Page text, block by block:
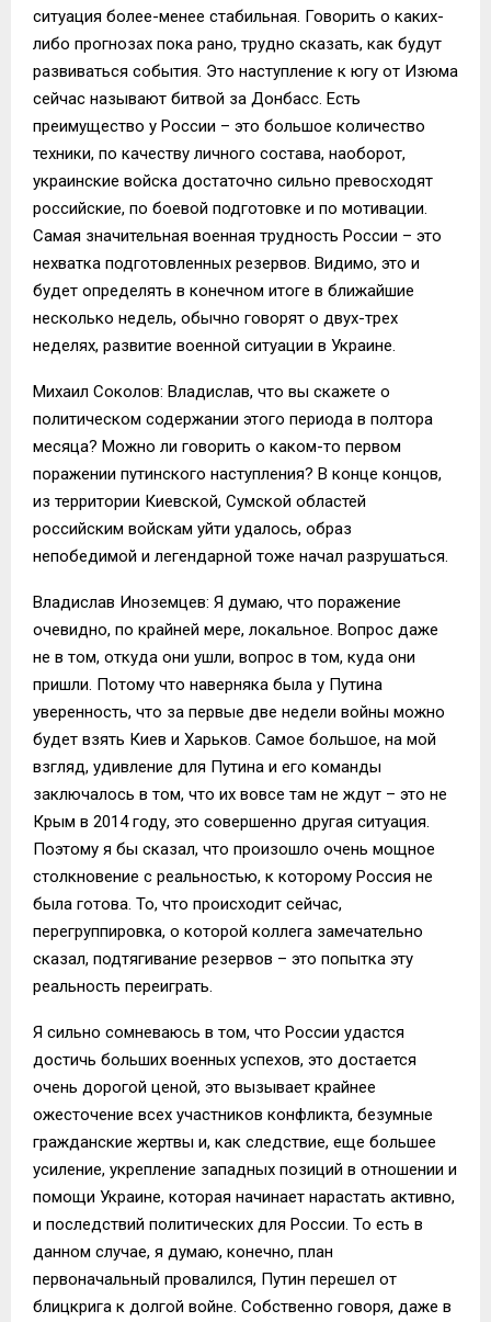
ситуация более-менее стабильная. Говорить о каких-
либо прогнозах пока рано, трудно сказать, как будут
развиваться события. Это наступление к югу от Изюма
сейчас называют битвой за Донбасс. Есть
преимущество у России – это большое количество
техники, по качеству личного состава, наоборот,
украинские войска достаточно сильно превосходят
российские, по боевой подготовке и по мотивации.
Самая значительная военная трудность России – это
нехватка подготовленных резервов. Видимо, это и
будет определять в конечном итоге в ближайшие
несколько недель, обычно говорят о двух-трех
неделях, развитие военной ситуации в Украине.
Михаил Соколов: Владислав, что вы скажете о
политическом содержании этого периода в полтора
месяца? Можно ли говорить о каком-то первом
поражении путинского наступления? В конце концов,
из территории Киевской, Сумской областей
российским войскам уйти удалось, образ
непобедимой и легендарной тоже начал разрушаться.
Владислав Иноземцев: Я думаю, что поражение
очевидно, по крайней мере, локальное. Вопрос даже
не в том, откуда они ушли, вопрос в том, куда они
пришли. Потому что наверняка была у Путина
уверенность, что за первые две недели войны можно
будет взять Киев и Харьков. Самое большое, на мой
взгляд, удивление для Путина и его команды
заключалось в том, что их вовсе там не ждут – это не
Крым в 2014 году, это совершенно другая ситуация.
Поэтому я бы сказал, что произошло очень мощное
столкновение с реальностью, к которому Россия не
была готова. То, что происходит сейчас,
перегруппировка, о которой коллега замечательно
сказал, подтягивание резервов – это попытка эту
реальность переиграть.
Я сильно сомневаюсь в том, что России удастся
достичь больших военных успехов, это достается
очень дорогой ценой, это вызывает крайнее
ожесточение всех участников конфликта, безумные
гражданские жертвы и, как следствие, еще большее
усиление, укрепление западных позиций в отношении и
помощи Украине, которая начинает нарастать активно,
и последствий политических для России. То есть в
данном случае, я думаю, конечно, план
первоначальный провалился, Путин перешел от
блицкрига к долгой войне. Собственно говоря, даже в